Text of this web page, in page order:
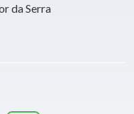
da Serra